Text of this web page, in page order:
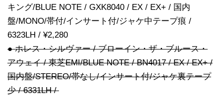
キング/BLUE NOTE / GXK8040 / EX / EX+ / 国内
盤/MONO/帯付/インサート付/ジャケ中テープ痕 /
6323LH / ¥2,280
● ホレス・シルヴァー / ブローイン・ザ・ブルース・
アウェイ / 東芝EMI/BLUE NOTE / BN4017 / EX / EX+ /
国内盤/STEREO/帯なし/インサート付/ジャケ裏テープ
少 / 6331LH /